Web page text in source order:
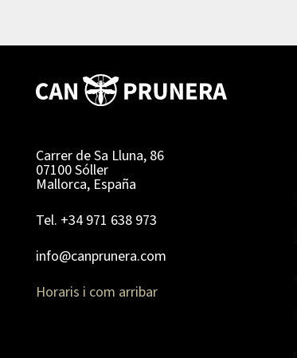
Carrer de Sa Lluna, 86
07100 Sóller
Mallorca, España
Tel. +34 971 638 973
info@canprunera.com
Horaris i com arribar